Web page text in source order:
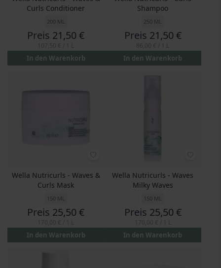
Curls Conditioner
200 ML
Preis 21,50 €
In den Warenkorb
Shampoo
250 ML
Preis 21,50 €
In den Warenkorb
Wella Nutricurls - Waves &
Curls Mask
150 ML
Preis 25,50 €
In den Warenkorb
Wella Nutricurls - Waves
Milky Waves
150 ML
Preis 25,50 €
In den Warenkorb